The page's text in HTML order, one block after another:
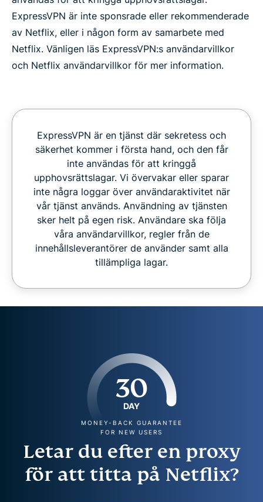
ExpressVPN är inte sponsrade eller rekommenderade
av Netflix, eller i någon form av samarbete med
Netflix. Vänligen läs ExpressVPN:s användarvillkor
och Netflix användarvillkor för mer information.
ExpressVPN är en tjänst där sekretess och
säkerhet kommer i första hand, och den får
inte användas för att kringgå
upphovsrättslagar. Vi övervakar eller sparar
inte några loggar över användaraktivitet när
vår tjänst används. Användning av tjänsten
sker helt på egen risk. Användare ska följa
våra användarvillkor, regler från de
innehållsleverantörer de använder samt alla
tillämpliga lagar.
30
DAY
MONEY-BACK GUARANTEE
FOR NEW USERS
Letar du efter en proxy
för att titta på Netflix?